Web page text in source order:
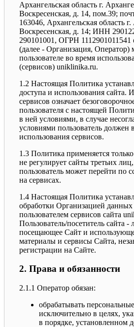
Архангельская область г.
Воскресенская, д. 14, пом.39;
163046, Архангельская область
Воскресенская, д. 14; ИНН
290101001, ОГРН 1112901011541
(далее - Организация, Оператор)
пользователе во время
(сервисов) uniklinika.ru.
1.2 Настоящая Политика
доступа и использования сайта.
сервисов означает
пользователя с настоящей
в ней условиями, в случае
условиями пользователь должен
использования сервисов.
1.3 Политика применяется
не регулирует сайты третьих
пользователь может перейти по
на сервисах.
1.4 Настоящая Политика
обработки Организацией
пользователем сервисов сайта
Пользователь/посетитель сайта -
посещающее Сайт и
материалы и сервисы Сайта,
регистрации на Сайте.
2. Права и обязанности
2.1.1 Оператор обязан:
обрабатывать
исключительно в целях,
в порядке, установленном